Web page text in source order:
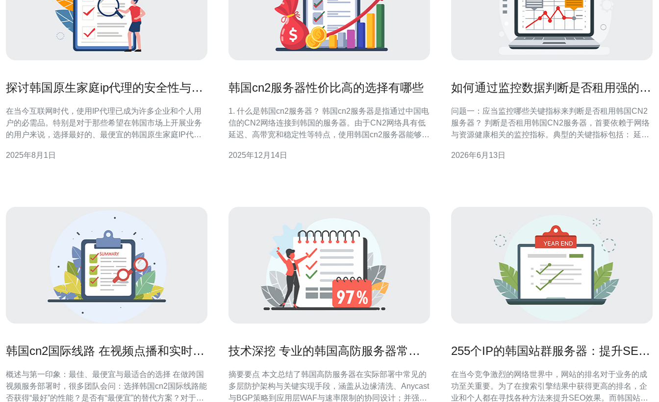
探讨韩国原生家庭ip代理的安全性与便
在当今互联网时代，使用IP代理已成为许多企业和个人用
户的必需品。特别是对于那些希望在韩国市场上开展业务
的用户来说，选择最好的、最便宜的韩国原生家庭IP代理
全性与便利性，帮助用户在选择时做出更明智的决策。 什
2025年8月1日
韩国cn2服务器性价比高的选择有哪些
1. 什么是韩国cn2服务器？ 韩国cn2服务器是指通过中国电
信的CN2网络连接到韩国的服务器。由于CN2网络具有低
延迟、高带宽和稳定性等特点，使用韩国cn2服务器能够显
样的服务器通常被广泛应用于游戏、视频直播、跨境电商
2025年12月14日
如何通过监控数据判断是否租用强的韩
问题一：应当监控哪些关键指标来判断是否租用韩国CN2
服务器？ 判断是否租用韩国CN2服务器，首要依赖于网络
与资源健康相关的监控指标。典型的关键指标包括： 延迟
度； 丢包率：数据包丢失比例，高丢包直接影响吞吐与稳
2026年6月13日
韩国cn2国际线路 在视频点播和实时流
概述与第一印象：最佳、最便宜与最适合的选择 在做跨国
视频服务部署时，很多团队会问：选择韩国cn2国际线路能
否获得“最好”的性能？是否有“最便宜”的替代方案？对于面
技术深挖 专业的韩国高防服务器常见
摘要要点 本文总结了韩国高防服务器在实际部署中常见的
多层防护架构与关键实现手段，涵盖从边缘清洗、Anycast
与BGP策略到应用层WAF与速率限制的协同设计；并强调
255个IP的韩国站群服务器：提升SEO
在当今竞争激烈的网络世界中，网站的排名对于业务的成
功至关重要。为了在搜索引擎结果中获得更高的排名，企
业和个人都在寻找各种方法来提升SEO效果。而韩国站群